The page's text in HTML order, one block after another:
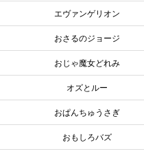
エヴァンゲリオン
おさるのジョージ
おじゃ魔女どれみ
オズとルー
おぱんちゅうさぎ
おもしろバズ
company info contact us